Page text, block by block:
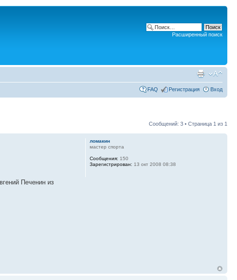
Расширенный поиск
FAQ Регистрация Вход
Сообщений: 3 • Страница 1 из 1
Печенин из
ломакин
мастер спорта
Сообщения: 150
Зарегистрирован: 13 окт 2008 08:38